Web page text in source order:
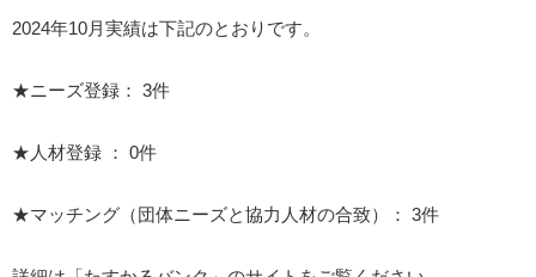
2024年10月実績は下記のとおりです。
★ニーズ登録： 3件
★人材登録 ： 0件
★マッチング（団体ニーズと協力人材の合致）： 3件